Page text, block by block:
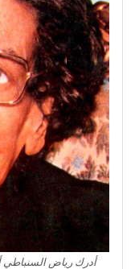
أدرك رياض السنباطي